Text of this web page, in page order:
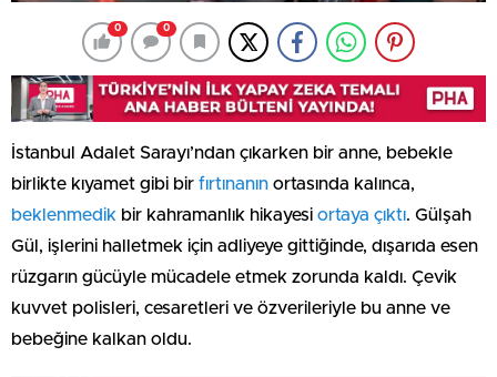
0 0
İstanbul Adalet Sarayı’ndan çıkarken bir anne, bebekle
birlikte kıyamet gibi bir fırtınanın ortasında kalınca,
beklenmedik bir kahramanlık hikayesi ortaya çıktı. Gülşah
Gül, işlerini halletmek için adliyeye gittiğinde, dışarıda esen
rüzgarın gücüyle mücadele etmek zorunda kaldı. Çevik
kuvvet polisleri, cesaretleri ve özverileriyle bu anne ve
bebeğine kalkan oldu.